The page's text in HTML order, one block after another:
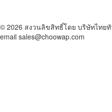
© 2026 สงวนลิขสิทธิ์โดย บริษัทไทย
email sales@choowap.com